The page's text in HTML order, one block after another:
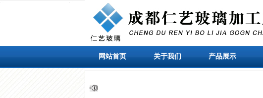
网站首页 关于我们 产品展示